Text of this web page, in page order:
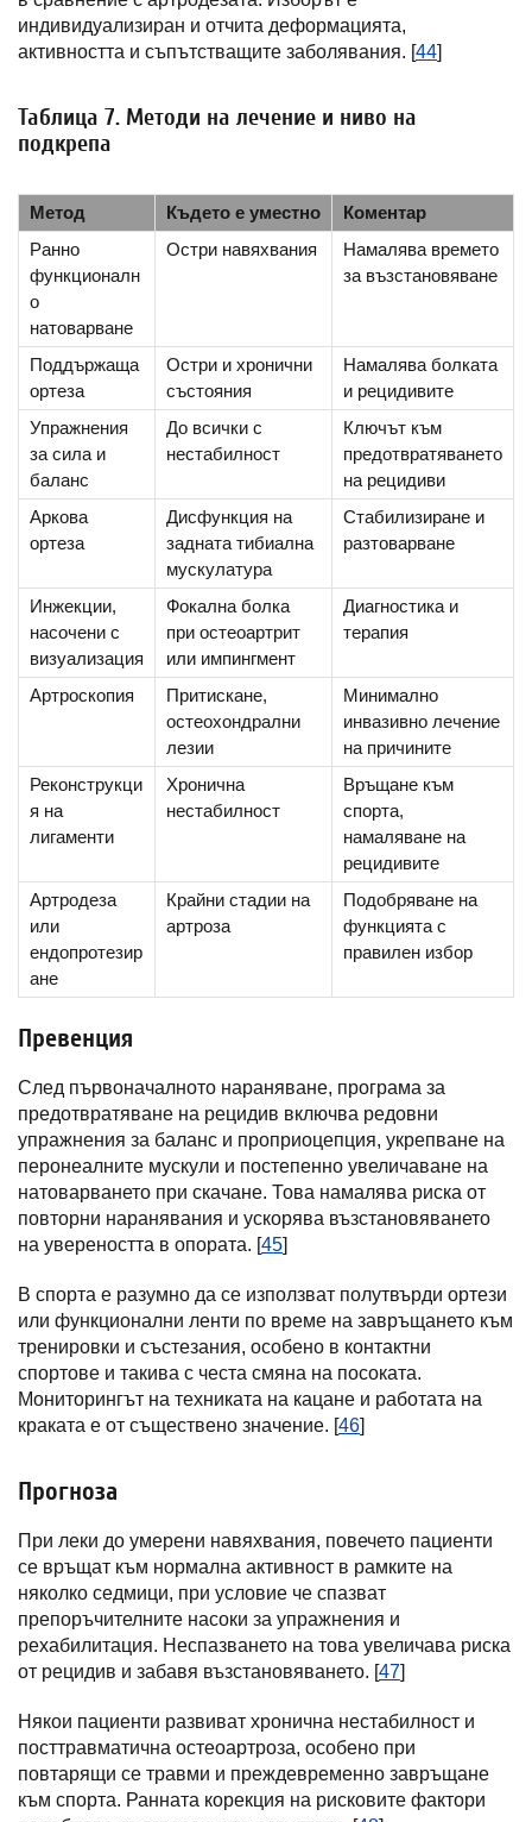
индивидуализиран и отчита деформацията,
активността и съпътстващите заболявания. [44]
Таблица 7. Методи на лечение и ниво на
подкрепа
Метод Където е уместно
Коментар
Ранно
функционалн
о
натоварване
Остри навяхвания
Намалява времето
за възстановяване
Поддържаща
ортеза
Остри и хронични
състояния
Намалява болката
и рецидивите
Упражнения
за сила и
баланс
До всички с
нестабилност
Ключът към
предотвратяването
на рецидиви
Аркова
ортеза
Дисфункция на
задната тибиална
мускулатура
Стабилизиране и
разтоварване
Инжекции,
насочени с
визуализация
Фокална болка
при остеоартрит
или импингмент
Диагностика и
терапия
Артроскопия
Притискане,
остеохондрални
лезии
Минимално
инвазивно лечение
на причините
Реконструкци
я на
лигаменти
Хронична
нестабилност
Връщане към
спорта,
намаляване на
рецидивите
Артродеза
или
ендопротезир
ане
Крайни стадии на
артроза
Подобряване на
функцията с
правилен избор
Превенция
След първоначалното нараняване, програма за
предотвратяване на рецидив включва редовни
упражнения за баланс и проприоцепция, укрепване на
перонеалните мускули и постепенно увеличаване на
натоварването при скачане. Това намалява риска от
повторни наранявания и ускорява възстановяването
на увереността в опората. [45]
В спорта е разумно да се използват полутвърди ортези
или функционални ленти по време на завръщането към
тренировки и състезания, особено в контактни
спортове и такива с честа смяна на посоката.
Мониторингът на техниката на кацане и работата на
краката е от съществено значение. [46]
Прогноза
При леки до умерени навяхвания, повечето пациенти
се връщат към нормална активност в рамките на
няколко седмици, при условие че спазват
препоръчителните насоки за упражнения и
рехабилитация. Неспазването на това увеличава риска
от рецидив и забавя възстановяването. [47]
Някои пациенти развиват хронична нестабилност и
посттравматична остеоартроза, особено при
повтарящи се травми и преждевременно завръщане
към спорта. Ранната корекция на рисковите фактори